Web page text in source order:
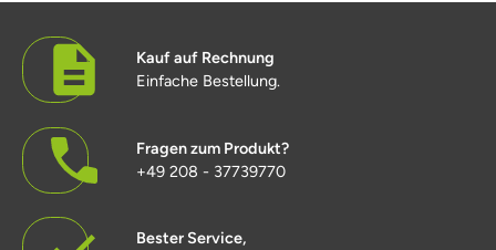
Kauf auf Rechnung
Einfache Bestellung.
Fragen zum Produkt?
+49 208 - 37739770
Bester Service,